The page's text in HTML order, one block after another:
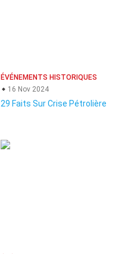
ÉVÉNEMENTS HISTORIQUES
16 Nov 2024
29 Faits Sur Crise Pétrolière